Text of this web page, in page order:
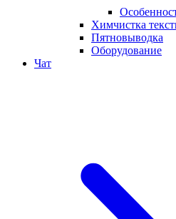
Химчистка
Пятновыводка
Оборудование
Чат